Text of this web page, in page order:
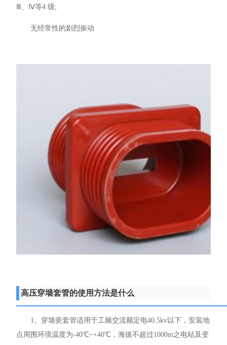
Ⅲ、Ⅳ等4 级;
无经常性的剧烈振动
高压穿墙套管的使用方法是什么
1、穿墙瓷套管适用于工频交流额定电40.5kv以下，安装地
点周围环境温度为-40℃~+40℃，海拔不超过1000m之电站及变